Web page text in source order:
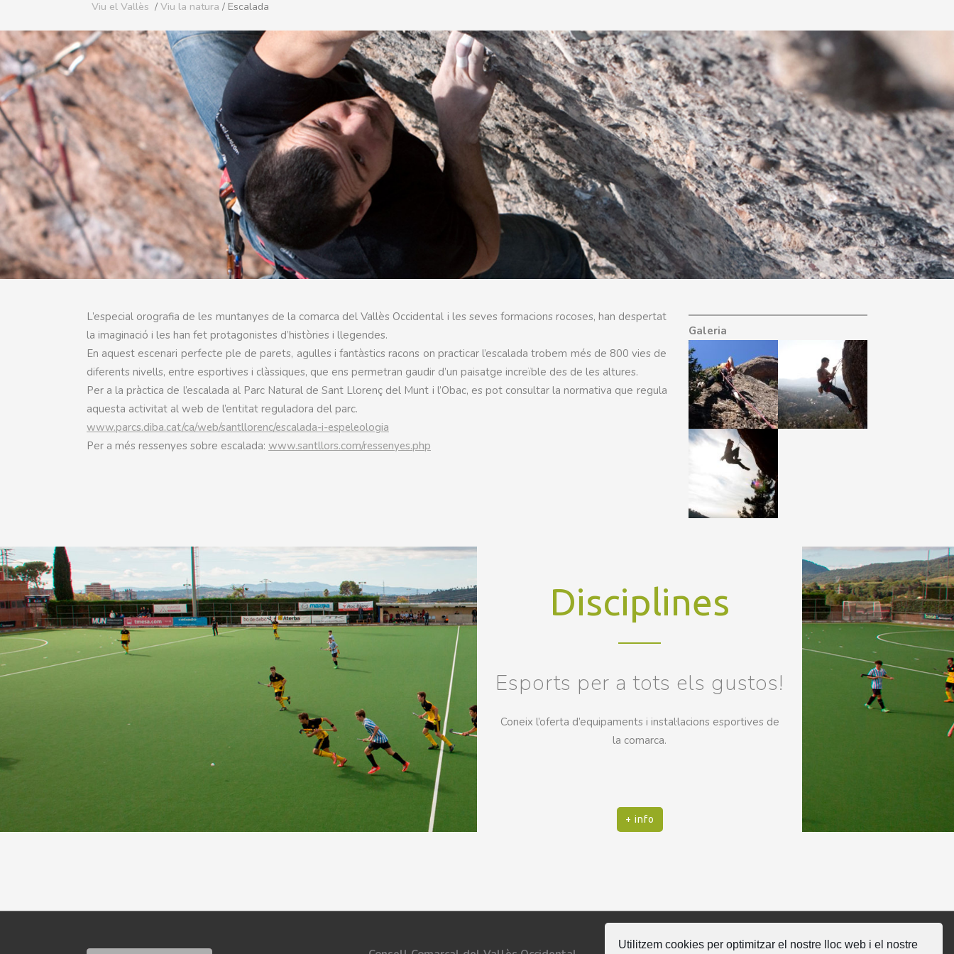
Utilitzem cookies per optimitzar el nostre lloc web i el nostre
Viu el Vallès / Viu la natura / Escalada
L’especial orografia de les muntanyes de la comarca del Vallès Occidental i les seves formacions rocoses, han despertat
la imaginació i les han fet protagonistes d’històries i llegendes.
En aquest escenari perfecte ple de parets, agulles i fantàstics racons on practicar l’escalada trobem més de 800 vies de
diferents nivells, entre esportives i clàssiques, que ens permetran gaudir d’un paisatge increïble des de les altures.
Per a la pràctica de l’escalada al Parc Natural de Sant Llorenç del Munt i l’Obac, es pot consultar la normativa que regula
aquesta activitat al web de l’entitat reguladora del parc.
www.parcs.diba.cat/ca/web/santllorenc/escalada-i-espeleologia
Per a més ressenyes sobre escalada: www.santllors.com/ressenyes.php
Galeria
Disciplines
Esports per a tots els gustos!
Coneix l’oferta d’equipaments i instal·lacions esportives de
la comarca.
+ info